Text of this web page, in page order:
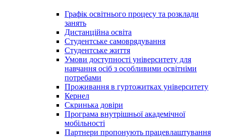
Графік освітнього процесу та розклади
занять
Дистанційна освіта
Студентське самоврядування
Студентське життя
Умови доступності університету для
навчання осіб з особливими освітніми
потребами
Проживання в гуртожитках університету
Кернел
Скринька довіри
Програма внутрішньої академічної
мобільності
Партнери пропонують працевлаштування